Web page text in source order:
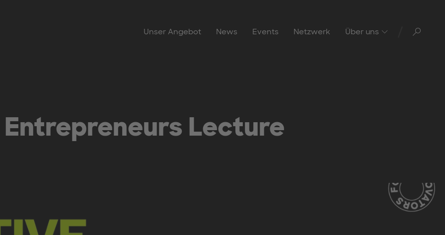
Unser Angebot News Events Netzwerk Über uns
Lecture